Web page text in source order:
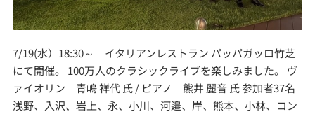
7/19(水）18:30～ イタリアンレストラン パッパガッロ竹芝
にて開催。 100万人のクラシックライブを楽しみました。 ヴ
ァイオリン 青嶋 祥代 氏 / ピアノ 熊井 麗音 氏 参加者37名
浅野、入沢、岩上、永、小川、河邉、岸、熊本、小林、コン